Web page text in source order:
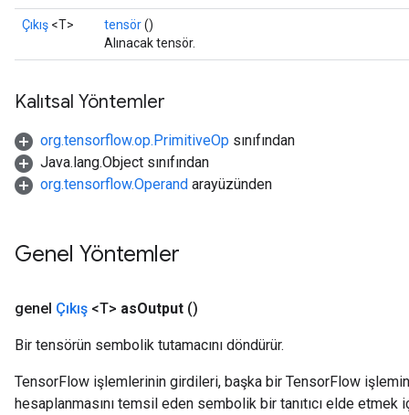
Çıkış <T> tensör()
Alınacak tensör.
Kalıtsal Yöntemler
org.tensorflow.op.PrimitiveOp sınıfından
Java.lang.Object sınıfından
org.tensorflow.Operand arayüzünden
Genel Yöntemler
genel Çıkış <T> asOutput ()
Bir tensörün sembolik tutamacını döndürür.
TensorFlow işlemlerinin girdileri, başka bir TensorFlow
hesaplanmasını temsil eden sembolik bir tanıtıcı elde etmek